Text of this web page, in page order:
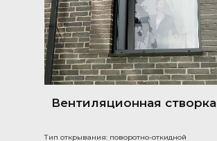
Тип открывания: поворотно-откидной
Вентиляционная створка